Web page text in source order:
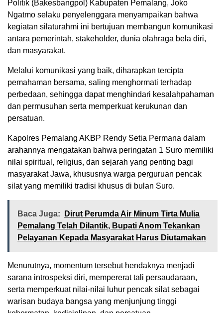
Politik (Bakesbangpol) Kabupaten Pemalang, Joko
Ngatmo selaku penyelenggara menyampaikan bahwa
kegiatan silaturahmi ini bertujuan membangun komunikasi
antara pemerintah, stakeholder, dunia olahraga bela diri,
dan masyarakat.
Melalui komunikasi yang baik, diharapkan tercipta
pemahaman bersama, saling menghormati terhadap
perbedaan, sehingga dapat menghindari kesalahpahaman
dan permusuhan serta memperkuat kerukunan dan
persatuan.
Kapolres Pemalang AKBP Rendy Setia Permana dalam
arahannya mengatakan bahwa peringatan 1 Suro memiliki
nilai spiritual, religius, dan sejarah yang penting bagi
masyarakat Jawa, khususnya warga perguruan pencak
silat yang memiliki tradisi khusus di bulan Suro.
Baca Juga:
Dirut Perumda Air Minum Tirta Mulia
Pemalang Telah Dilantik, Bupati Anom Tekankan
Pelayanan Kepada Masyarakat Harus Diutamakan
Menurutnya, momentum tersebut hendaknya menjadi
sarana introspeksi diri, mempererat tali persaudaraan,
serta memperkuat nilai-nilai luhur pencak silat sebagai
warisan budaya bangsa yang menjunjung tinggi